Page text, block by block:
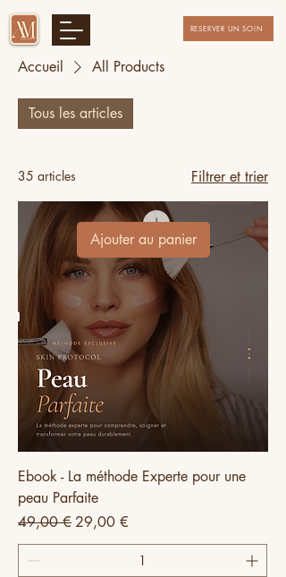
RESERVER UN SOIN
Accueil All Products
Tous les articles
35 articles Filtrer et trier
Ajouter au panier
Ebook - La méthode Experte pour une
peau Parfaite
Prix original
49,00 € Prix promotionnel
29,00 €